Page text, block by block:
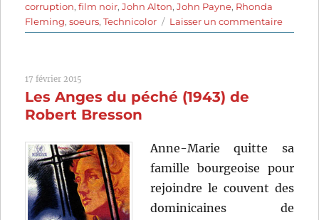
corruption,film noir,John Alton,John Payne, Rhonda
Fleming,soeurs,Technicolor Laisser un commentairesur
Deux
Dwan
17 février 2015
Les Anges du péché (1943) de
Robert Bresson
Anne-Marie quitte sa
famille bourgeoise pour
rejoindre le couvent des
dominicaines de